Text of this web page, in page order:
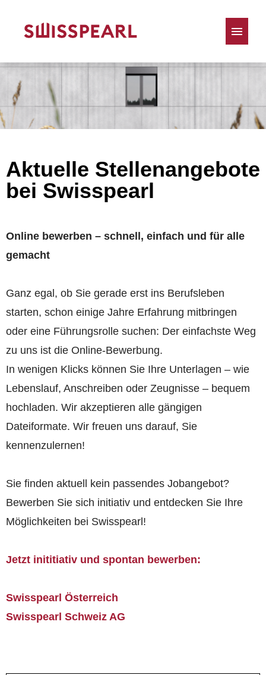
Französisch
Slowenisch
Stellenangebote
Aktuelle Stellenangebote
bei Swisspearl
Online bewerben – schnell, einfach und für alle
gemacht
Ganz egal, ob Sie gerade erst ins Berufsleben
starten, schon einige Jahre Erfahrung mitbringen
oder eine Führungsrolle suchen: Der einfachste Weg
zu uns ist die Online-Bewerbung.
In wenigen Klicks können Sie Ihre Unterlagen – wie
Lebenslauf, Anschreiben oder Zeugnisse – bequem
hochladen. Wir akzeptieren alle gängigen
Dateiformate. Wir freuen uns darauf, Sie
kennenzulernen!
Sie finden aktuell kein passendes Jobangebot?
Bewerben Sie sich initiativ und entdecken Sie Ihre
Möglichkeiten bei Swisspearl!
Jetzt inititiativ und spontan bewerben:
Swisspearl Österreich
Swisspearl Schweiz AG